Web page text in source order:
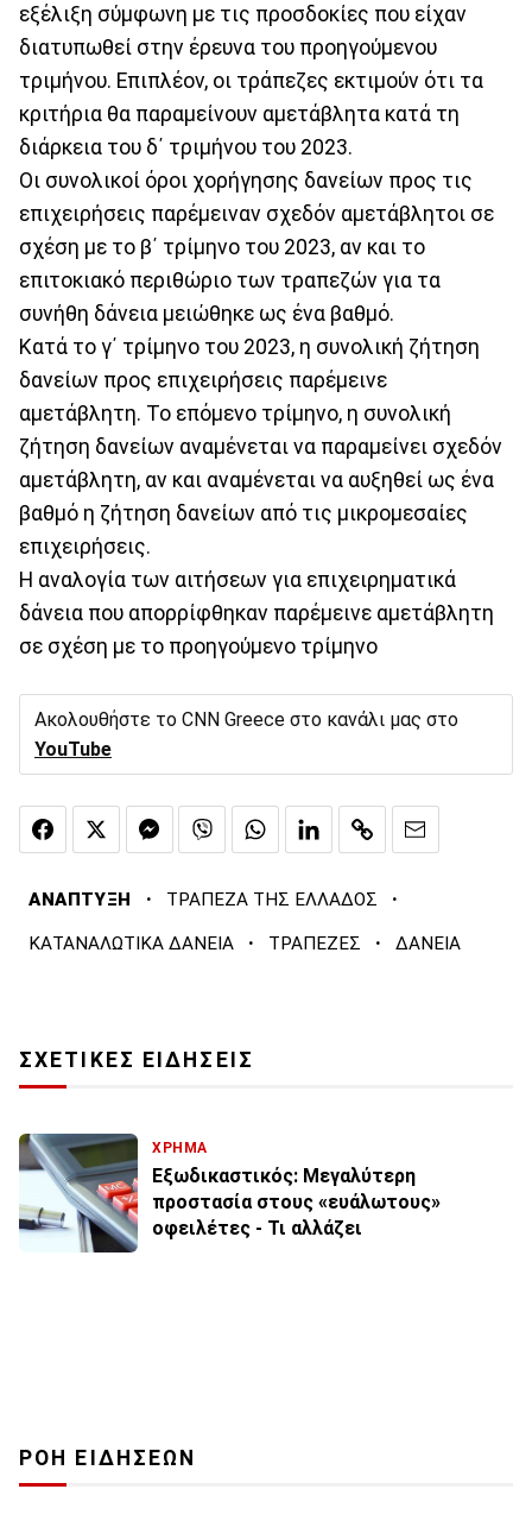
εξέλιξη σύμφωνη με τις προσδοκίες που είχαν
διατυπωθεί στην έρευνα του προηγούμενου
τριμήνου. Επιπλέον, οι τράπεζες εκτιμούν ότι τα
κριτήρια θα παραμείνουν αμετάβλητα κατά τη
διάρκεια του δ΄ τριμήνου του 2023.
Οι συνολικοί όροι χορήγησης δανείων προς τις
επιχειρήσεις παρέμειναν σχεδόν αμετάβλητοι σε
σχέση με το β΄ τρίμηνο του 2023, αν και το
επιτοκιακό περιθώριο των τραπεζών για τα
συνήθη δάνεια μειώθηκε ως ένα βαθμό.
Κατά το γ΄ τρίμηνο του 2023, η συνολική ζήτηση
δανείων προς επιχειρήσεις παρέμεινε
αμετάβλητη. Το επόμενο τρίμηνο, η συνολική
ζήτηση δανείων αναμένεται να παραμείνει σχεδόν
αμετάβλητη, αν και αναμένεται να αυξηθεί ως ένα
βαθμό η ζήτηση δανείων από τις μικρομεσαίες
επιχειρήσεις.
Η αναλογία των αιτήσεων για επιχειρηματικά
δάνεια που απορρίφθηκαν παρέμεινε αμετάβλητη
σε σχέση με το προηγούμενο τρίμηνο
Ακολουθήστε το CNN Greece στο κανάλι μας στο
YouTube
ΑΝΑΠΤΥΞΗ · ΤΡΑΠΕΖΑ ΤΗΣ ΕΛΛΑΔΟΣ ·
ΚΑΤΑΝΑΛΩΤΙΚΑ ΔΑΝΕΙΑ · ΤΡΑΠΕΖΕΣ · ΔΑΝΕΙΑ
ΣΧΕΤΙΚΕΣ ΕΙΔΗΣΕΙΣ
ΧΡΗΜΑ
Εξωδικαστικός: Μεγαλύτερη
προστασία στους «ευάλωτους»
οφειλέτες - Τι αλλάζει
ΡΟΗ ΕΙΔΗΣΕΩΝ